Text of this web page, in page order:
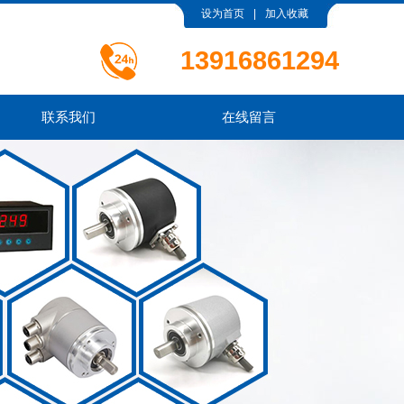
设为首页 加入收藏
13916861294
联系我们 在线留言